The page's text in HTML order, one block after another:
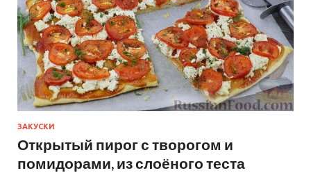
ЗАКУСКИ
Открытый пирог с творогом и
помидорами, из слоёного теста